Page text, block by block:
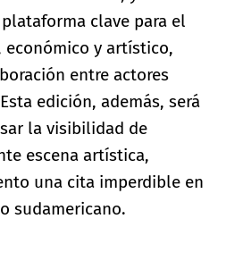
clave para el
y artístico,
entre actores
edición, además, será
la visibilidad de
escena artística,
una cita imperdible en
sudamericano.